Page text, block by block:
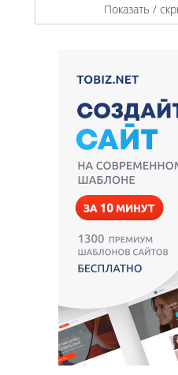
Показать /